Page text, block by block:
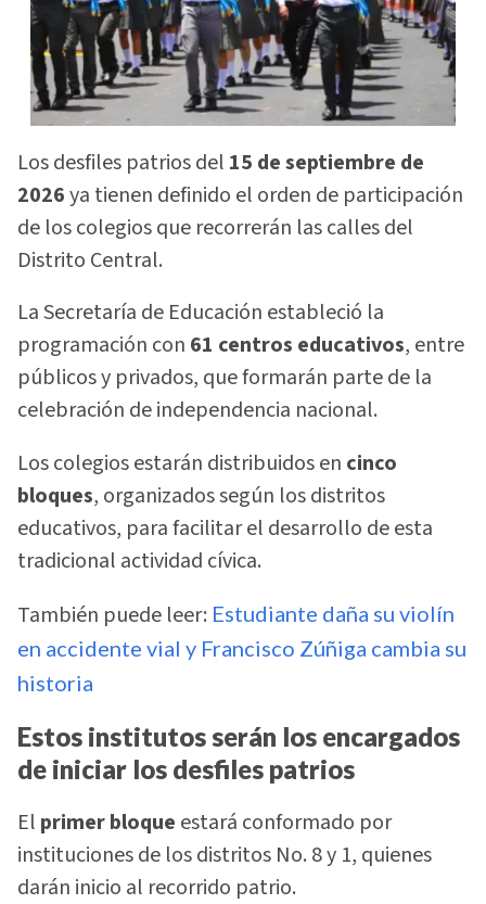
Los desfiles patrios del 15 de septiembre de
2026ya tienen definido el orden de participación
de los colegios que recorrerán las calles del
Distrito Central.
La Secretaría de Educación estableció la
programación con 61 centros educativos, entre
públicos y privados, que formarán parte de la
celebración de independencia nacional.
Los colegios estarán distribuidos en cinco
bloques, organizados según los distritos
educativos, para facilitar el desarrollo de esta
tradicional actividad cívica.
También puede leer: Estudiante daña su violín
en accidente vial y Francisco Zúñiga cambia su
historia
Estos institutos serán los encargados
de iniciar los desfiles patrios
El primer bloque estará conformado por
instituciones de los distritos No. 8 y 1, quienes
darán inicio al recorrido patrio.